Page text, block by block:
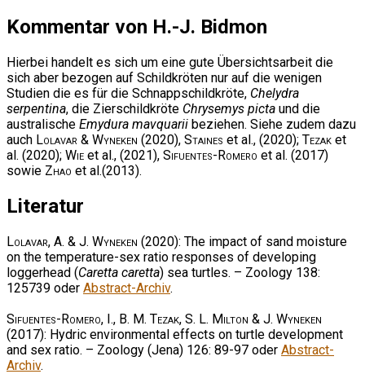
Kommentar von H.-J. Bidmon
Hierbei handelt es sich um eine gute Übersichtsarbeit die
sich aber bezogen auf Schildkröten nur auf die wenigen
Studien die es für die Schnappschildkröte, Chelydra
serpentina, die Zierschildkröte Chrysemys picta und die
australische Emydura mavquarii beziehen. Siehe zudem dazu
auch Lolavar & Wyneken (2020), Staines et al., (2020); Tezak et
al. (2020); Wie et al., (2021), Sifuentes-Romero et al. (2017)
sowie Zhao et al.(2013).
Literatur
Lolavar, A. & J. Wyneken (2020): The impact of sand moisture
on the temperature-sex ratio responses of developing
loggerhead (Caretta caretta) sea turtles. – Zoology 138:
125739 oder Abstract-Archiv.
Sifuentes-Romero, I., B. M. Tezak, S. L. Milton & J. Wyneken
(2017): Hydric environmental effects on turtle development
and sex ratio. – Zoology (Jena) 126: 89-97 oder Abstract-
Archiv.